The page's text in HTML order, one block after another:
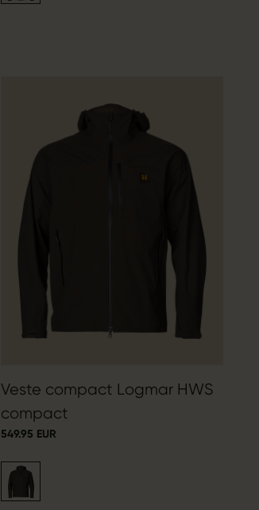
Veste compact Logmar HWS
compact
549.95 EUR